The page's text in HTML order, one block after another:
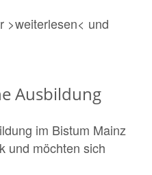
>weiterlesen< und
Ausbildung
im Bistum Mainz
und möchten sich